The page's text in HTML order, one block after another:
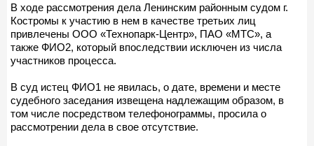
В ходе рассмотрения дела Ленинским районным судом г.
Костромы к участию в нем в качестве третьих лиц
привлечены ООО «Технопарк-Центр», ПАО «МТС», а
также ФИО2, который впоследствии исключен из числа
участников процесса.
В суд истец ФИО1 не явилась, о дате, времени и месте
судебного заседания извещена надлежащим образом, в
том числе посредством телефонограммы, просила о
рассмотрении дела в свое отсутствие.